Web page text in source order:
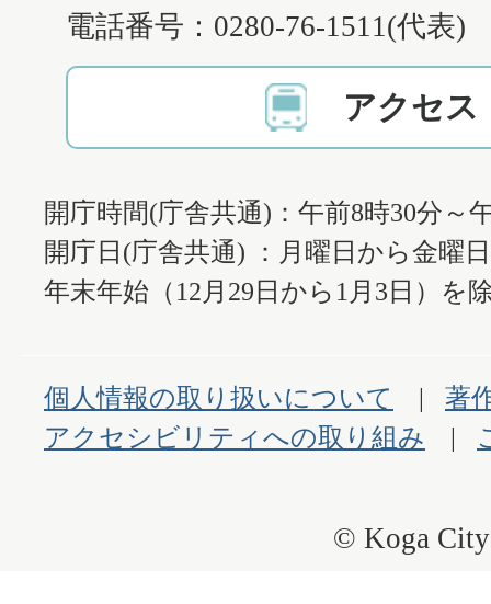
電話番号：0280-76-1511(代表)
アクセス
開庁時間(庁舎共通)：午前8時30分～
開庁日(庁舎共通) ：月曜日から金曜
年末年始（12月29日から1月3日）を
個人情報の取り扱いについて
著
アクセシビリティへの取り組み
© Koga City